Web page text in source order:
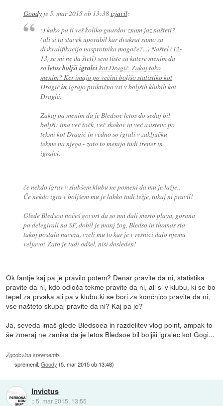
Goodyje5. mar 2015 ob 13:38izjavil:
;) kako pa ti veš koliko guardov znam jaz našteti?
(ali si ta stavek uporabil kar dvakrat samo za
diskvalifikacijo nasprotnika mogoče?...) Naštel (12-
13, se mi ne da šteti) sem tiste za katere menim da
soletos boljši igralcikot Dragić. Zakaj tako
menim? Ker imajo po večini boljšo statistiko kot
Dragićin igrajo praktično vsi v boljših klubih kot
Dragić.
Zakaj pa menim da je Bledsoe letos do sedaj bil
boljši: ima več točk, več skokov in več asistenc po
tekmi kot Dragić in vedno so igrali v zaključku
tekme na njega - zato to menijo tudi trener in
igralci.
če nekdo igrav v slabšem klubu ne pomeni da mu je lažje..
Če nekdo igra v boljšem mu je lahko tudi težje, tukaj ni pravil!
Glede Bledsoa nočeš govort da so mu dali mesto playa, gorana
pa delegirali na SF, dobil je manj žog, Bledso in thomas sta
takoj postala naveza, vzeli mu to kar je v resnici dalo njemu
veljavo! Zato je tudi odšel, nisi dosleden!
Ok fantje kaj pa je pravilo potem? Denar pravite da ni, statistika
pravite da ni, kdo odloča tekme pravite da ni, ali si v klubu, ki se bo
tepel za prvaka ali pa v klubu ki se bori za končnico pravite da ni,
vse našteto skupaj pravite da ni? Kaj pa je?
Ja, seveda imaš glede Bledsoea in razdelitev vlog point, ampak to
še zmeraj ne zanika da je letos Bledsoe bil boljši igralec kot Gogi...
Zgodovina sprememb…
spremenil:Goody (5. mar 2015 ob 13:48)
Invictus
:: 5. mar 2015, 13:55